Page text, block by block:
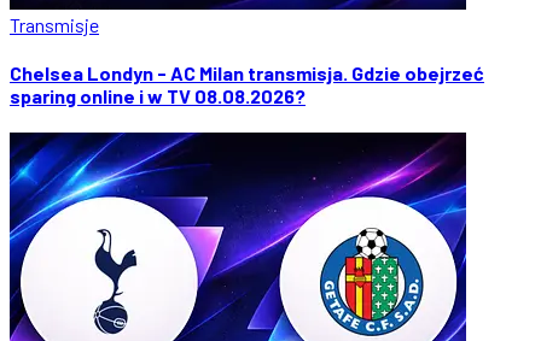
Transmisje
Chelsea Londyn - AC Milan transmisja. Gdzie obejrzeć
sparing online i w TV 08.08.2026?